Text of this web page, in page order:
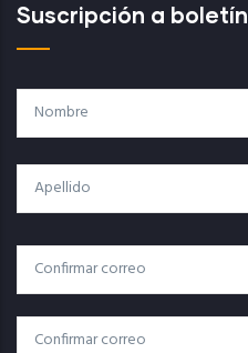
Suscripción a boletín
Nombre
Apellido
Correo
Electrónico
Correo Electrónico
Confirmar Correo